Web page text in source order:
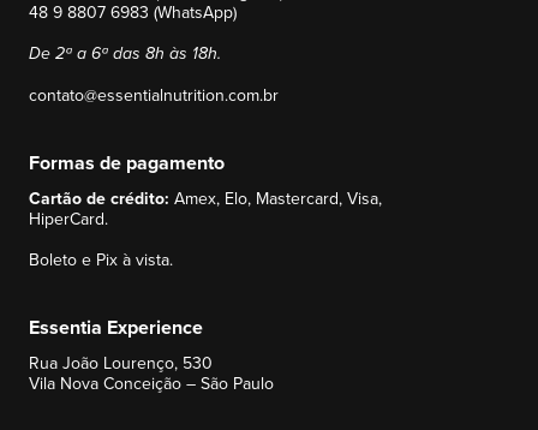
48 9 8807 6983 (WhatsApp)
De 2ª a 6ª das 8h às 18h.
contato@essentialnutrition.com.br
Formas de pagamento
Cartão de crédito: Amex, Elo, Mastercard, Visa,
HiperCard.
Boleto e Pix à vista.
Essentia Experience
Rua João Lourenço, 530
Vila Nova Conceição – São Paulo